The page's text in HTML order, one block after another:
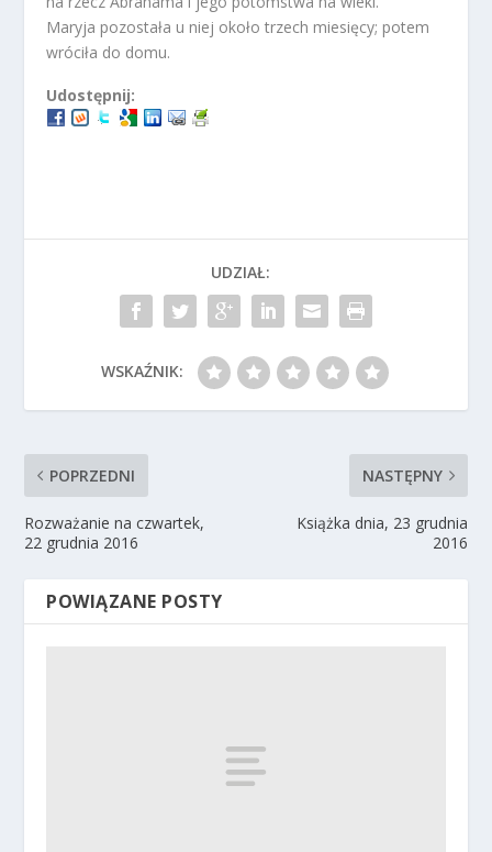
Maryja pozostała u niej około trzech miesięcy; potem
wróciła do domu.
Udostępnij:
UDZIAŁ:
WSKAŹNIK:
POPRZEDNI
Rozważanie na czwartek,
22 grudnia 2016
NASTĘPNY
Książka dnia, 23 grudnia
2016
POWIĄZANE POSTY